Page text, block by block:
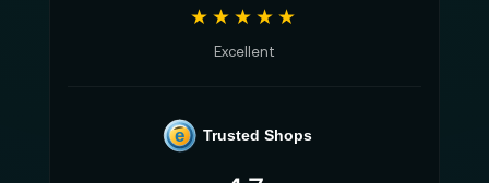
★★★★★
Excellent
e Trusted Shops